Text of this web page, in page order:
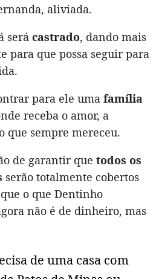
aliviada.
será castrado, dando mais
para que possa seguir para
para ele uma família
receba o amor, a
que sempre mereceu.
de garantir que todos os
serão totalmente cobertos
o que Dentinho
não é de dinheiro, mas
de uma casa com